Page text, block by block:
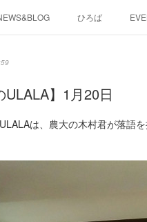
ひろば
ULALA】1月20日
は、農大の木村君が落語